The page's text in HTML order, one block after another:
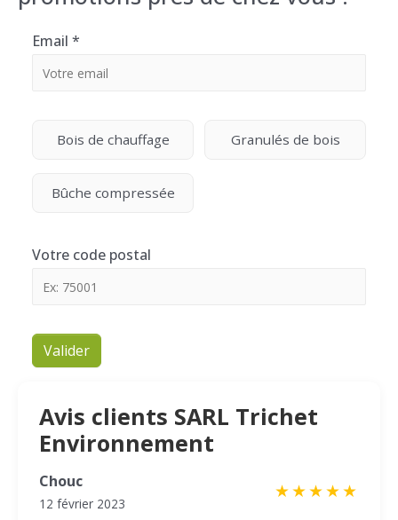
Email *
Bois de chauffage Granulés de bois
Bûche compressée
Votre code postal
Valider
Avis clients SARL Trichet
Environnement
Chouc ★★★★★
12 février 2023